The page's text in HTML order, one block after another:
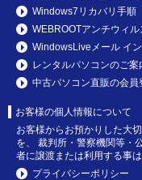
Windows7リカバリ手順
WEBROOTアンチウィ
WindowsLiveメール イ
レンタルパソコンのご案
中古パソコン直販の会員
お客様の個人情報について
お客様からお預かりした大
を、 裁判所・警察機関等・
者に譲渡または利用する事
プライバシーポリシー